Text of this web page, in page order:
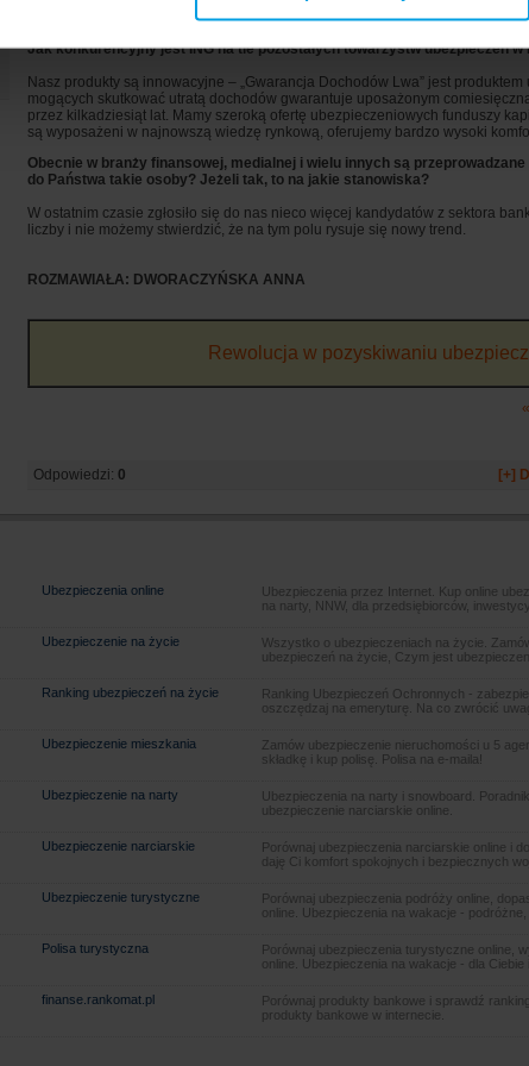
„zdrowotny” dla całej rodziny z assistance.
Jak konkurencyjny jest ING na tle pozostałych towarzystw ubezpieczeń w
Nasz produkty są innowacyjne – „Gwarancja Dochodów Lwa” jest
mogących skutkować utratą dochodów gwarantuje uposażonym
przez kilkadziesiąt lat. Mamy szeroką ofertę ubezpieczeniowych funduszy
są wyposażeni w najnowszą wiedzę rynkową, oferujemy bardzo wysoki
Obecnie w branży finansowej, medialnej i wielu innych są przeprowadzane
do Państwa takie osoby? Jeżeli tak, to na jakie stanowiska?
W ostatnim czasie zgłosiło się do nas nieco więcej kandydatów z sektora
liczby i nie możemy stwierdzić, że na tym polu rysuje się nowy trend.
ROZMAWIAŁA: DWORACZYŃSKA ANNA
Rewolucja w pozyskiwaniu
Odpowiedzi: 0 [+]
Ubezpieczenia online
Ubezpieczenia przez Internet. Kup online
na narty, NNW, dla przedsiębiorców,
Ubezpieczenie na życie
Wszystko o ubezpieczeniach na życie.
ubezpieczeń na życie, Czym jest
Ranking ubezpieczeń na życie
Ranking Ubezpieczeń Ochronnych -
oszczędzaj na emeryturę. Na co zwrócić
Ubezpieczenie mieszkania
Zamów ubezpieczenie nieruchomości u 5
składkę i kup polisę. Polisa na e-maila!
Ubezpieczenie na narty
Ubezpieczenia na narty i snowboard.
ubezpieczenie narciarskie online.
Ubezpieczenie narciarskie
Porównaj ubezpieczenia narciarskie online i
daję Ci komfort spokojnych i bezpiecznych
Ubezpieczenie turystyczne
Porównaj ubezpieczenia podróży online,
online. Ubezpieczenia na wakacje -
Polisa turystyczna
Porównaj ubezpieczenia turystyczne online,
online. Ubezpieczenia na wakacje - dla Ciebie
finanse.rankomat.pl
Porównaj produkty bankowe i sprawdź
produkty bankowe w internecie.